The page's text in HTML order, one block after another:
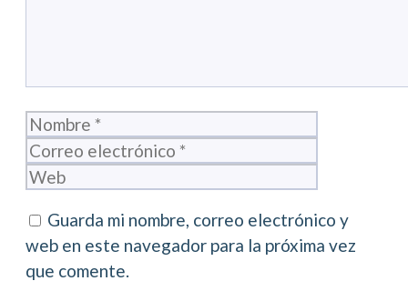
Nombre
Guarda mi nombre, correo electrónico y
web en este navegador para la próxima vez
que comente.